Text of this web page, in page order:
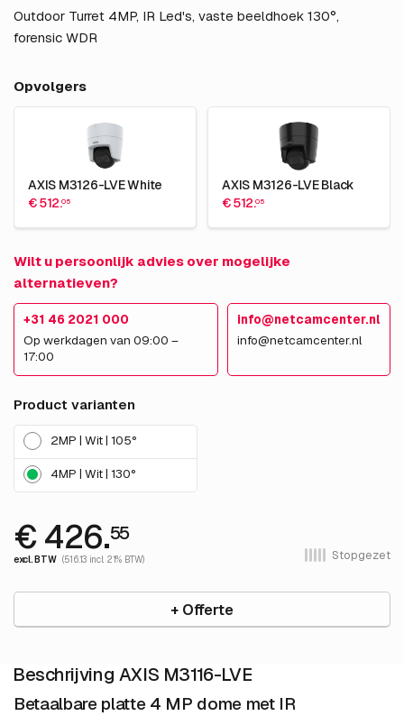
Outdoor Turret 4MP, IR Led's, vaste beeldhoek 130°,
forensic WDR
Opvolgers
AXIS M3126-LVE White
€ 512.05
AXIS M3126-LVE Black
€ 512.05
Wilt u persoonlijk advies over mogelijke
alternatieven?
+31 46 2021 000
Op werkdagen van 09:00 –
17:00
info@netcamcenter.nl
info@netcamcenter.nl
Product varianten
2MP | Wit | 105°
4MP | Wit | 130°
€ 426.55
excl. BTW (516.13 incl. 21% BTW) Stopgezet
+ Offerte
Beschrijving AXIS M3116-LVE
Betaalbare platte 4 MP dome met IR